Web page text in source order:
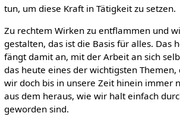
tun, um diese Kraft in Tätigkeit zu setzen.
Zu rechtem Wirken zu entflammen und
gestalten, das ist die Basis für alles. Das
fängt damit an, mit der Arbeit an sich
das heute eines der wichtigsten
wir doch bis in unsere Zeit hinein immer
aus dem heraus, wie wir halt einfach
geworden sind.